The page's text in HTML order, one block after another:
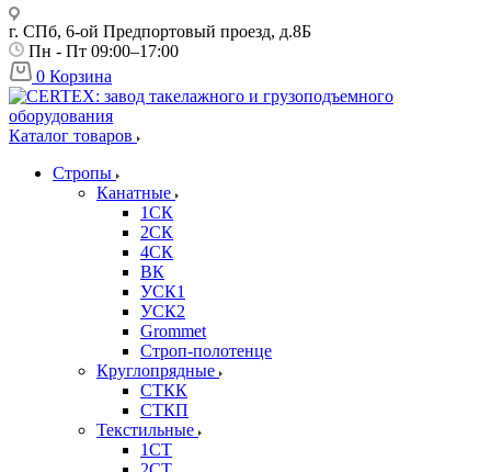
г. СПб, 6-ой Предпортовый проезд, д.8Б
Пн - Пт 09:00–17:00
0 Корзина
Каталог товаров
Стропы
Канатные
1СК
2СК
4СК
ВК
УСК1
УСК2
Grommet
Строп-полотенце
Круглопрядные
СТКК
СТКП
Текстильные
1СТ